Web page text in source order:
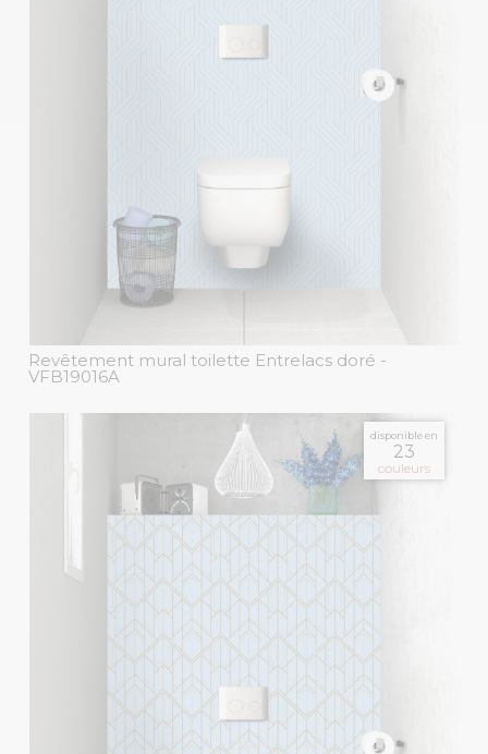
Revêtement mural toilette Entrelacs doré -
VFB19016A
disponible en
23
couleurs